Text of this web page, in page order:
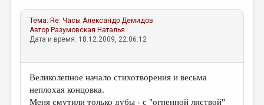
Тема: Re: Часы Александр Демидов
Автор Разумовская Наталья
Дата и время: 18.12.2009, 22:06:12
Великолепное начало стихотворения и весьма
неплохая концовка.
Меня смутили только дубы - с "огненной листвой"